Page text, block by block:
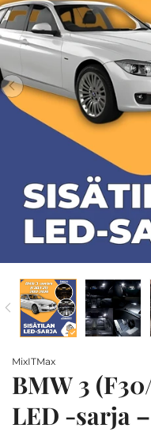
MixITMax
BMW 3
LED -sarja